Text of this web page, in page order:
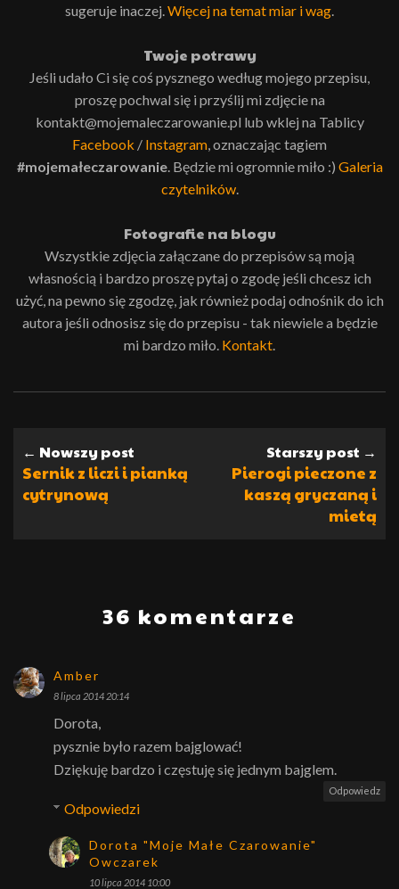
sugeruje inaczej. Więcej na temat miar i wag
Twoje potrawy
Jeśli udało Ci się coś pysznego według mojego przepisu,
proszę pochwal się i przyślij mi zdjęcie na
kontakt@mojemaleczarowanie.pl lub wklej na Tablicy
Facebook / Instagram , oznaczając tagiem
#mojemałeczarowanie. Będzie mi ogromnie miło :) Galeria
czytelników.
Fotografie na blogu
Wszystkie zdjęcia załączane do przepisów są moją
własnością i bardzo proszę pytaj o zgodę jeśli chcesz ich
użyć, na pewno się zgodzę, jak również podaj odnośnik do ich
autora jeśli odnosisz się do przepisu - tak niewiele a będzie
mi bardzo miło. Kontakt
← Nowszy post
Sernik z liczi i pianką
cytrynową
Starszy post →
Pierogi pieczone z
kaszą gryczaną i
mietą
36 komentarze
Amber
8 lipca 2014 20:14
Dorota,
pysznie było razem bajglować!
Dziękuję bardzo i częstuję się jednym bajglem.
Odpowiedz
Odpowiedzi
Dorota "Moje Małe Czarowanie"
Owczarek
10 lipca 2014 10:00